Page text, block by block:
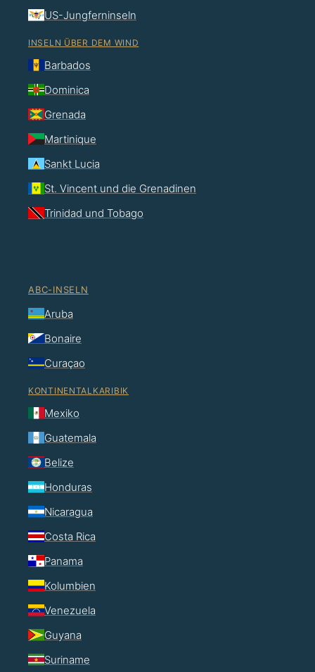
US-Jungferninseln
INSELN ÜBER DEM WIND
Barbados
Dominica
Grenada
Martinique
Sankt Lucia
St. Vincent und die Grenadinen
Trinidad und Tobago
ABC-INSELN
Aruba
Bonaire
Curaçao
KONTINENTALKARIBIK
Mexiko
Guatemala
Belize
Honduras
Nicaragua
Costa Rica
Panama
Kolumbien
Venezuela
Guyana
Suriname